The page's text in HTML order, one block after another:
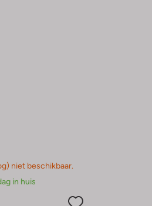
niet beschikbaar.
in huis